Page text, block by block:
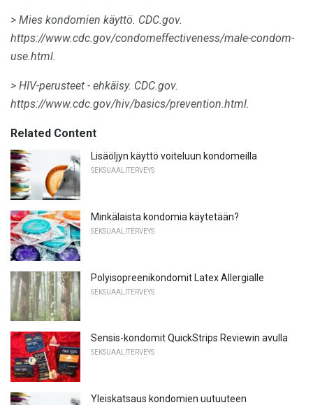
> Mies kondomien käyttö. CDC.gov.
https://www.cdc.gov/condomeffectiveness/male-condom-
use.html.
> HIV-perusteet - ehkäisy. CDC.gov.
https://www.cdc.gov/hiv/basics/prevention.html.
Related Content
Lisäöljyn käyttö voiteluun kondomeilla
SEKSUAALITERVEYS
Minkälaista kondomia käytetään?
SEKSUAALITERVEYS
Polyisopreenikondomit Latex Allergialle
SEKSUAALITERVEYS
Sensis-kondomit QuickStrips Reviewin avulla
SEKSUAALITERVEYS
Yleiskatsaus kondomien uutuuteen